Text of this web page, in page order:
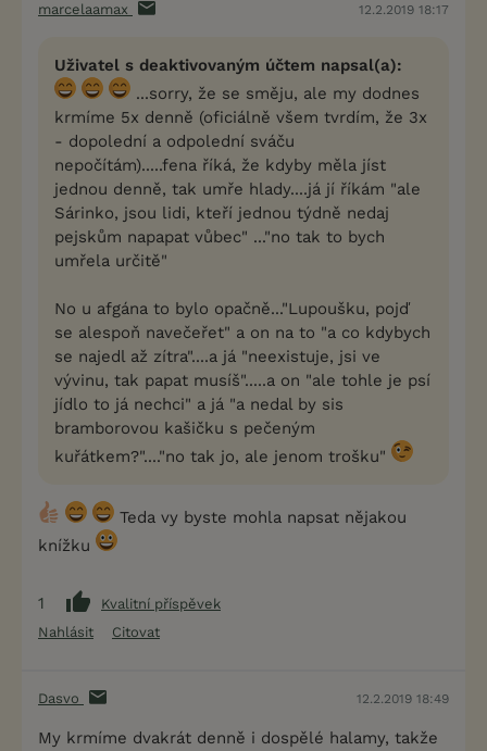
marcelaamax 12.2.2019 18:17
Uživatel s deaktivovaným účtem napsal(a):
...sorry, že se směju, ale my dodnes
krmíme 5x denně (oficiálně všem tvrdím, že 3x
- dopolední a odpolední sváču
nepočítám).....fena říká, že kdyby měla jíst
jednou denně, tak umře hlady....já jí říkám "ale
Sárinko, jsou lidi, kteří jednou týdně nedaj
pejskům napapat vůbec" ..."no tak to bych
umřela určitě"
No u afgána to bylo opačně..."Lupoušku, pojď
se alespoň navečeřet" a on na to "a co kdybych
se najedl až zítra"....a já "neexistuje, jsi ve
vývinu, tak papat musíš".....a on "ale tohle je psí
jídlo to já nechci" a já "a nedal by sis
bramborovou kašičku s pečeným
kuřátkem?"...."no tak jo, ale jenom trošku"
Teda vy byste mohla napsat nějakou
knížku
1
Kvalitní příspěvek
Nahlásit
Citovat
Dasvo 12.2.2019 18:49
My krmíme dvakrát denně i dospělé halamy, takže